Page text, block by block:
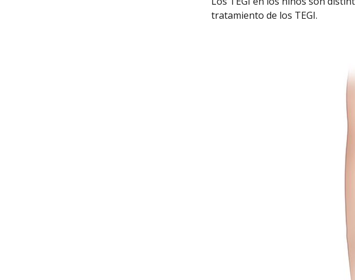
tratamiento de los TEGI.